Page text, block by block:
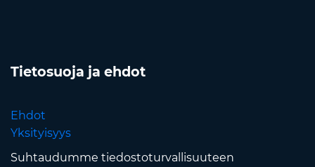
Tietosuoja ja ehdot
Ehdot
Yksityisyys
Suhtaudumme tiedostoturvallisuuteen